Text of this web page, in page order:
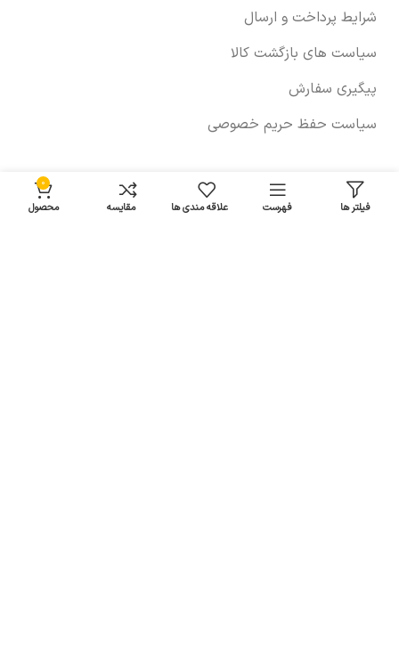
شرایط پرداخت و ارسال
سیاست های بازگشت کالا
پیگیری سفارش
سیاست حفظ حریم خصوصی
خودروها
فیلتر ها فهرست علاقه مندی ها مقایسه
0
محصول